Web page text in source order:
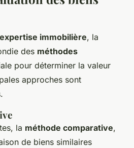
expertise immobilière, la
des méthodes
pour déterminer la valeur
approches sont
la méthode comparative,
de biens similaires